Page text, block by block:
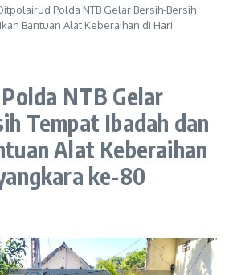
Polda NTB Gelar Bersih-Bersih
Bantuan Alat Keberaihan di Hari
NTB Gelar
Tempat Ibadah dan
Alat Keberaihan
ke-80